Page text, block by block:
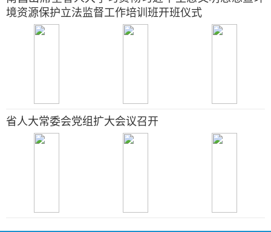
境资源保护立法监督工作培训班开班仪式
省人大常委会党组扩大会议召开